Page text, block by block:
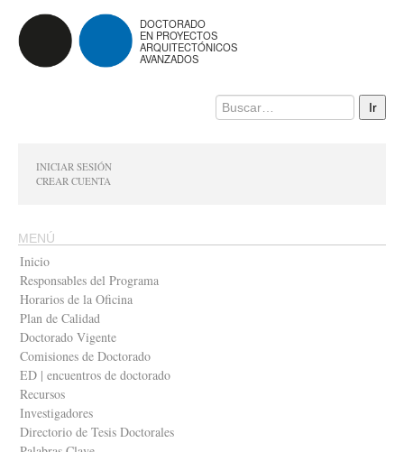
DOCTORADO
EN PROYECTOS
ARQUITECTÓNICOS
AVANZADOS
INICIAR SESIÓN
CREAR CUENTA
MENÚ
Inicio
Responsables del Programa
Horarios de la Oficina
Plan de Calidad
Doctorado Vigente
Comisiones de Doctorado
ED | encuentros de doctorado
Recursos
Investigadores
Directorio de Tesis Doctorales